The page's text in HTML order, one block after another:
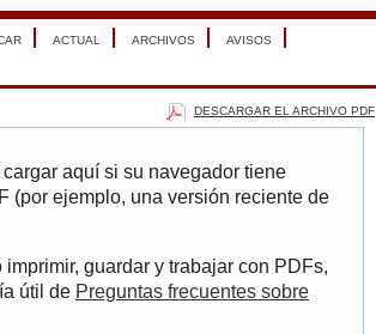
ACTUAL ARCHIVOS AVISOS
DESCARGAR EL ARCHIVO PDF
aquí si su navegador tiene
(por ejemplo, una versión reciente de
guardar y trabajar con PDFs,
útil de Preguntas frecuentes sobre